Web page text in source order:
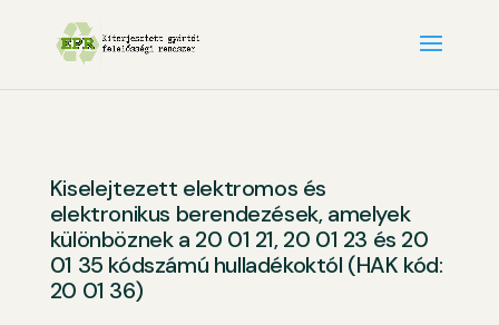
Kiselejtezett elektromos és
elektronikus berendezések, amelyek
különböznek a 20 01 21, 20 01 23 és 20
01 35 kódszámú hulladékoktól (HAK kód:
20 01 36)